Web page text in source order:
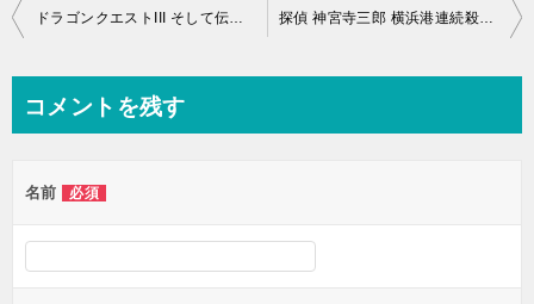
投
ビ
ー
シ
ドラゴンクエストIII そして伝説へ…（ファミリーコンピュータ）の無料動画を楽しもう♪ 探偵 神宮寺三郎 横浜港連続殺人事件（ファミリーコンピュータ）の無料動画を楽しもう♪
コメントを残す
名前 必須